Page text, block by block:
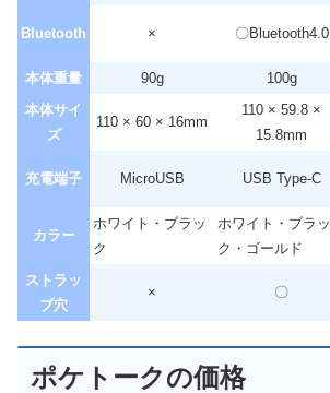
Bluetooth × 〇Bluetooth4.0
本体重量
90g 100g
本体サイ
ズ
110 × 60 × 16mm
110 × 59.8 ×
15.8mm
充電端子 MicroUSB USB Type-C
カラー
ホワイト・ブラッ
ク
ホワイト・ブラッ
ク・ゴールド
ストラッ
プ穴
× 〇
ポケトークの価格